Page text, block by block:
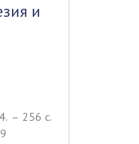
и
– 256 c.